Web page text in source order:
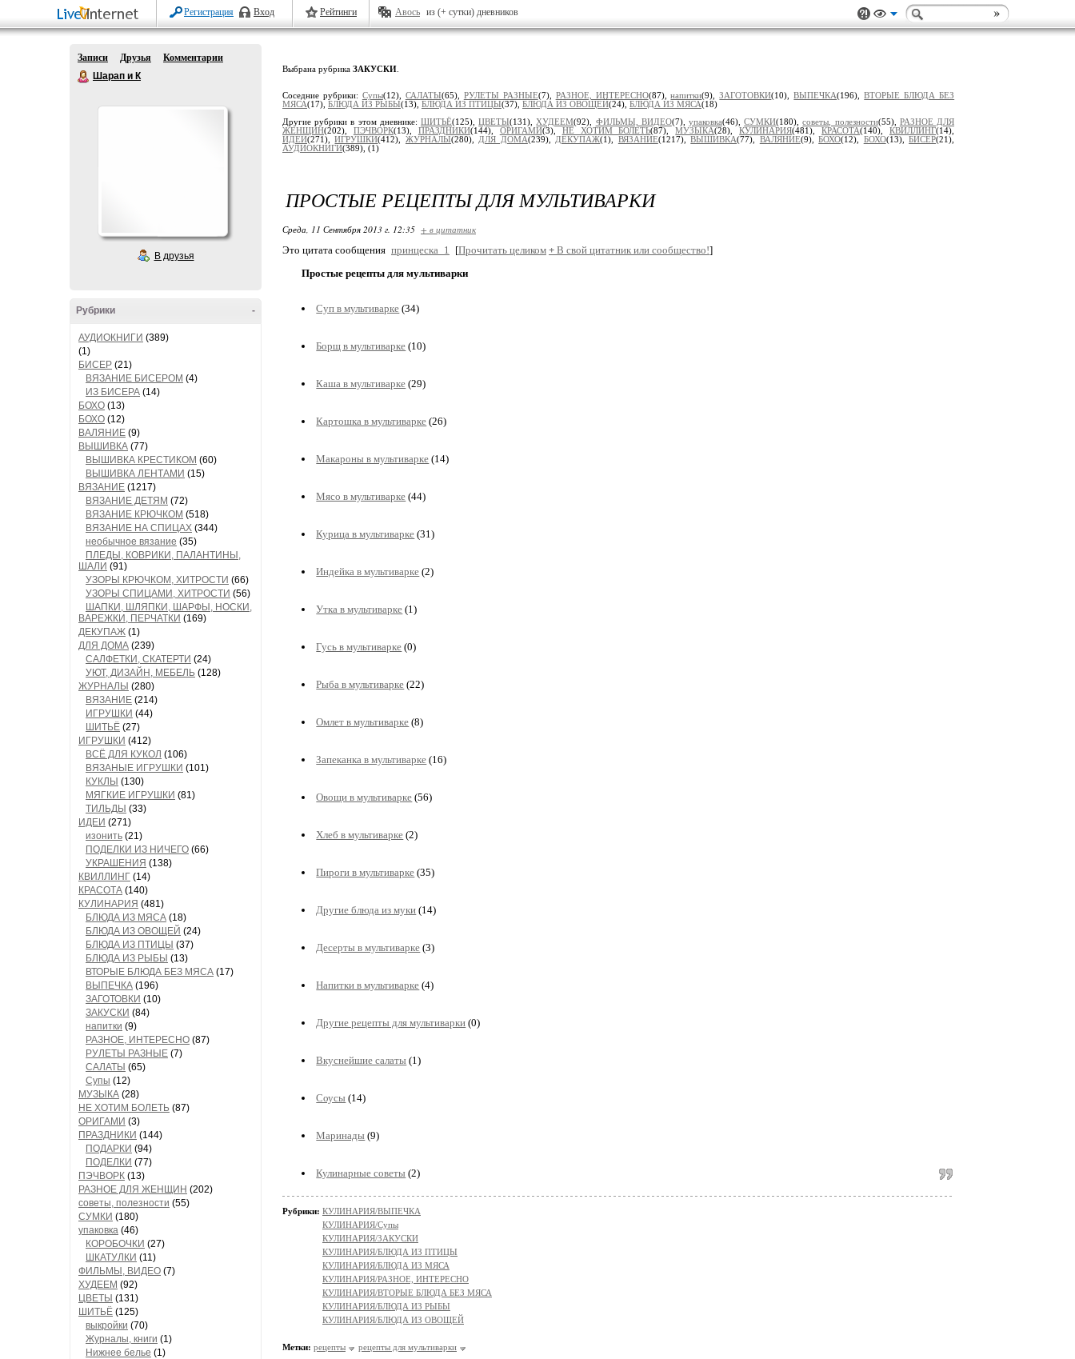
Регистрация Вход Рейтинги Авось из (+ сутки) дневников
Записи Друзья
Комментарии
Шарап и К
В друзья
-
Рубрики
АУДИОКНИГИ (389)
(1)
БИСЕР (21)
ВЯЗАНИЕ БИСЕРОМ (4)
ИЗ БИСЕРА (14)
БОХО (13)
БОХО (12)
ВАЛЯНИЕ (9)
ВЫШИВКА (77)
ВЫШИВКА КРЕСТИКОМ (60)
ВЫШИВКА ЛЕНТАМИ (15)
ВЯЗАНИЕ (1217)
ВЯЗАНИЕ ДЕТЯМ (72)
ВЯЗАНИЕ КРЮЧКОМ (518)
ВЯЗАНИЕ НА СПИЦАХ (344)
необычное вязание (35)
ПЛЕДЫ, КОВРИКИ, ПАЛАНТИНЫ,
ШАЛИ (91)
УЗОРЫ КРЮЧКОМ, ХИТРОСТИ (66)
УЗОРЫ СПИЦАМИ, ХИТРОСТИ (56)
ШАПКИ, ШЛЯПКИ, ШАРФЫ, НОСКИ,
ВАРЕЖКИ, ПЕРЧАТКИ (169)
ДЕКУПАЖ (1)
ДЛЯ ДОМА (239)
САЛФЕТКИ, СКАТЕРТИ (24)
УЮТ, ДИЗАЙН, МЕБЕЛЬ (128)
ЖУРНАЛЫ (280)
ВЯЗАНИЕ (214)
ИГРУШКИ (44)
ШИТЬЁ (27)
ИГРУШКИ (412)
ВСЁ ДЛЯ КУКОЛ (106)
ВЯЗАНЫЕ ИГРУШКИ (101)
КУКЛЫ (130)
МЯГКИЕ ИГРУШКИ (81)
ТИЛЬДЫ (33)
ИДЕИ (271)
изонить (21)
ПОДЕЛКИ ИЗ НИЧЕГО (66)
УКРАШЕНИЯ (138)
КВИЛЛИНГ (14)
КРАСОТА (140)
КУЛИНАРИЯ (481)
БЛЮДА ИЗ МЯСА (18)
БЛЮДА ИЗ ОВОЩЕЙ (24)
БЛЮДА ИЗ ПТИЦЫ (37)
БЛЮДА ИЗ РЫБЫ (13)
ВТОРЫЕ БЛЮДА БЕЗ МЯСА (17)
ВЫПЕЧКА (196)
ЗАГОТОВКИ (10)
ЗАКУСКИ (84)
напитки (9)
РАЗНОЕ, ИНТЕРЕСНО (87)
РУЛЕТЫ РАЗНЫЕ (7)
САЛАТЫ (65)
Супы (12)
МУЗЫКА (28)
НЕ ХОТИМ БОЛЕТЬ (87)
ОРИГАМИ (3)
ПРАЗДНИКИ (144)
ПОДАРКИ (94)
ПОДЕЛКИ (77)
ПЭЧВОРК (13)
РАЗНОЕ ДЛЯ ЖЕНЩИН (202)
советы, полезности (55)
СУМКИ (180)
упаковка (46)
КОРОБОЧКИ (27)
ШКАТУЛКИ (11)
ФИЛЬМЫ, ВИДЕО (7)
ХУДЕЕМ (92)
ЦВЕТЫ (131)
ШИТЬЁ (125)
выкройки (70)
Журналы, книги (1)
Нижнее белье (1)
Выбрана рубрика ЗАКУСКИ
Соседние рубрики: Супы(12), САЛАТЫ(65), РУЛЕТЫ РАЗНЫЕ(7), РАЗНОЕ, ИНТЕРЕСНО(87),напитки(9),ЗАГОТОВКИ(10),ВЫПЕЧКА(196),ВТОРЫЕ БЛЮДА БЕЗ
МЯСА(17), БЛЮДА ИЗ РЫБЫ(13), БЛЮДА ИЗ ПТИЦЫ(37), БЛЮДА ИЗ ОВОЩЕЙ(24), БЛЮДА ИЗ МЯСА(18)
Другие рубрики в этом дневнике: ШИТЬЁ(125),ЦВЕТЫ(131),ХУДЕЕМ(92), ФИЛЬМЫ, ВИДЕО(7),упаковка(46),СУМКИ(180),советы, полезности(55), РАЗНОЕ ДЛЯ
ЖЕНЩИН(202), ПЭЧВОРК(13), ПРАЗДНИКИ(144), ОРИГАМИ(3), НЕ ХОТИМ БОЛЕТЬ(87),МУЗЫКА(28),КУЛИНАРИЯ(481),КРАСОТА(140),КВИЛЛИНГ(14),
ИДЕИ(271),ИГРУШКИ(412), ЖУРНАЛЫ(280), ДЛЯ ДОМА(239), ДЕКУПАЖ(1), ВЯЗАНИЕ(1217),ВЫШИВКА(77), ВАЛЯНИЕ(9),БОХО(12), БОХО(13),БИСЕР(21),
АУДИОКНИГИ(389), (1)
ПРОСТЫЕ РЕЦЕПТЫ ДЛЯ МУЛЬТИВАРКИ
Среда, 11 Сентября 2013 г. 12:35 + в цитатник
Это цитата сообщения принцеска_1 [Прочитать целиком + В свой цитатник или сообщество!]
Простые рецепты для мультиварки
Суп в мультиварке (34)
Борщ в мультиварке (10)
Каша в мультиварке (29)
Картошка в мультиварке (26)
Макароны в мультиварке (14)
Мясо в мультиварке (44)
Курица в мультиварке (31)
Индейка в мультиварке (2)
Утка в мультиварке (1)
Гусь в мультиварке (0)
Рыба в мультиварке (22)
Омлет в мультиварке (8)
Запеканка в мультиварке (16)
Овощи в мультиварке (56)
Хлеб в мультиварке (2)
Пироги в мультиварке (35)
Другие блюда из муки (14)
Десерты в мультиварке (3)
Напитки в мультиварке (4)
Другие рецепты для мультиварки (0)
Вкуснейшие салаты (1)
Соусы (14)
Маринады (9)
Кулинарные советы (2)
Рубрики: КУЛИНАРИЯ/ВЫПЕЧКА
КУЛИНАРИЯ/Супы
КУЛИНАРИЯ/ЗАКУСКИ
КУЛИНАРИЯ/БЛЮДА ИЗ ПТИЦЫ
КУЛИНАРИЯ/БЛЮДА ИЗ МЯСА
КУЛИНАРИЯ/РАЗНОЕ, ИНТЕРЕСНО
КУЛИНАРИЯ/ВТОРЫЕ БЛЮДА БЕЗ МЯСА
КУЛИНАРИЯ/БЛЮДА ИЗ РЫБЫ
КУЛИНАРИЯ/БЛЮДА ИЗ ОВОЩЕЙ
Метки: рецепты рецепты для мультиварки